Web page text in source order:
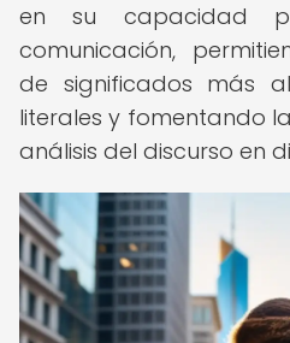
en su capacidad
comunicación,
de significados más
literales y fomentando
análisis del discurso en